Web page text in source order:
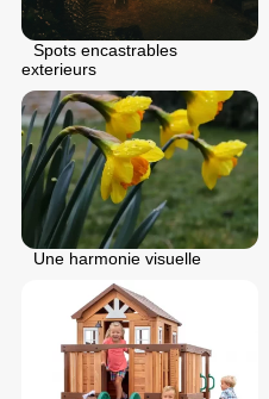
Spots encastrables
exterieurs
Une harmonie visuelle